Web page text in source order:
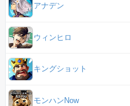
アナデン
ウィンヒロ
キングショット
モンハンNow